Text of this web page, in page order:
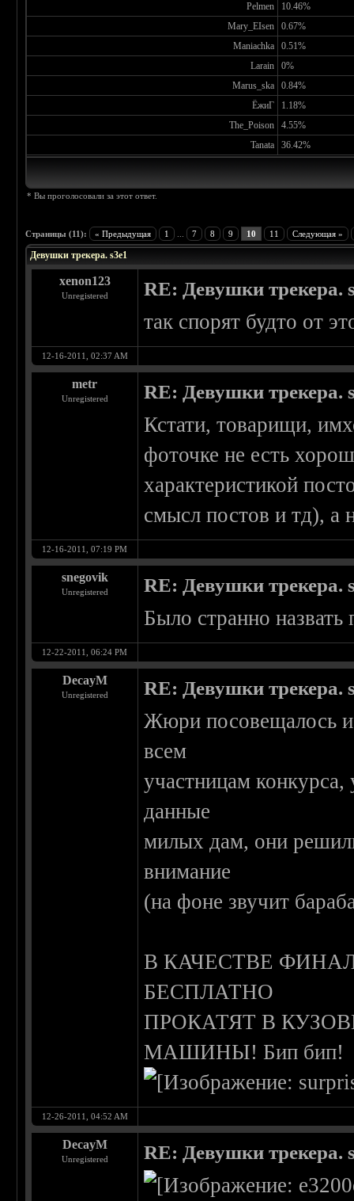
Pelmen
10.46%
Mary_EIsen
0.67%
Maniachka
0.51%
Larain
0%
Marus_ska
0.84%
ЁжиГ
1.18%
The_Poison
4.55%
Tanata
36.42%
* Вы проголосовали за этот ответ.
Страницы (11): « Предыдущая 1 7 8 9 10 11 Следующая »
Девушки трекера. s3e1
xenon123
Unregistered RE: Девушки трекера.
так спорят будто от
12-16-2011, 02:37 AM
metr
Unregistered RE: Девушки трекера.
Кстати, товарищи,
фоточке не есть
характеристикой
смысл постов и тд), а
12-16-2011, 07:19 PM
snegovik
Unregistered RE: Девушки трекера.
Было странно
12-22-2011, 06:24 PM
DecayM
Unregistered RE: Девушки трекера.
Жюри посовещалось и
всем
участницам
данные
милых дам, они
внимание
(на фоне звучит
В КАЧЕСТВЕ
БЕСПЛАТНО
ПРОКАТЯТ В
МАШИНЫ! Бип бип!
12-26-2011, 04:52 AM
DecayM
Unregistered RE: Девушки трекера.